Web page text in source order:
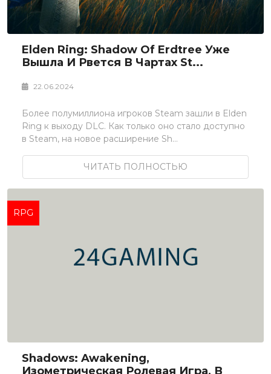
Elden Ring: Shadow Of Erdtree Уже
Вышла И Рвется В Чартах St...
22.06.2024
Более полумиллиона игроков Steam зашли в Elden
Ring к выходу DLC. Как только оно стало доступно
в Steam, на новое расширение Sh...
ЧИТАТЬ ПОЛНОСТЬЮ
RPG
Shadows: Awakening,
Изометрическая Ролевая Игра, В